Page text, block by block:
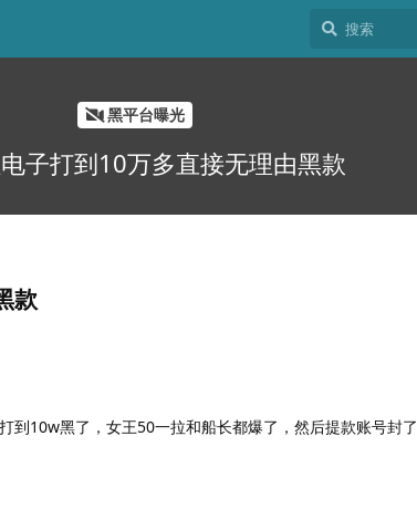
黑平台曝光
子打到10万多直接无理由黑款
款
到10w黑了，女王50一拉和船长都爆了，然后提款账号封了